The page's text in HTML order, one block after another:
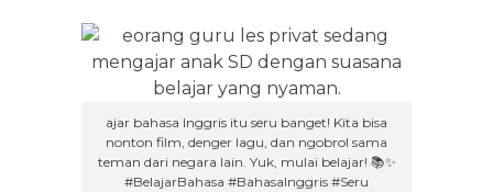
ajar bahasa Inggris itu seru banget! Kita bisa
nonton film, denger lagu, dan ngobrol sama
teman dari negara lain. Yuk, mulai belajar! 📚✨
#BelajarBahasa #BahasaInggris #Seru